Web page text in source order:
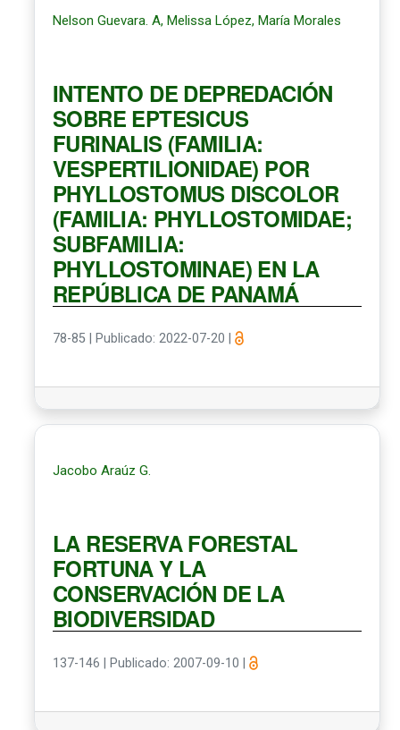
Nelson Guevara. A, Melissa López, María Morales
INTENTO DE DEPREDACIÓN
SOBRE EPTESICUS
FURINALIS (FAMILIA:
VESPERTILIONIDAE) POR
PHYLLOSTOMUS DISCOLOR
(FAMILIA: PHYLLOSTOMIDAE;
SUBFAMILIA:
PHYLLOSTOMINAE) EN LA
REPÚBLICA DE PANAMÁ
78-85 Publicado: 2022-07-20
Jacobo Araúz G.
LA RESERVA FORESTAL
FORTUNA Y LA
CONSERVACIÓN DE LA
BIODIVERSIDAD
137-146 Publicado: 2007-09-10